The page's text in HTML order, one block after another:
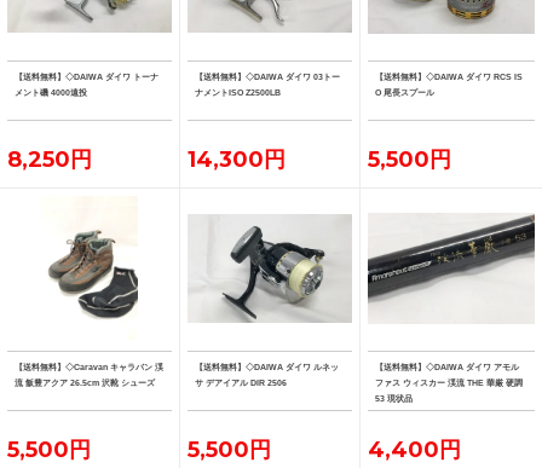
【送料無料】◇DAIWA ダイワ トーナ
メント磯 4000遠投
8,250円
【送料無料】◇DAIWA ダイワ 03トー
ナメントISO Z2500LB
14,300円
【送料無料】◇DAIWA ダイワ RCS IS
O 尾長スプール
5,500円
【送料無料】◇Caravan キャラバン 渓
流 飯豊アクア 26.5cm 沢靴 シューズ
5,500円
【送料無料】◇DAIWA ダイワ ルネッ
サ デアイアル DIR 2506
5,500円
【送料無料】◇DAIWA ダイワ アモル
ファス ウィスカー 渓流 THE 華厳 硬調
53 現状品
4,400円